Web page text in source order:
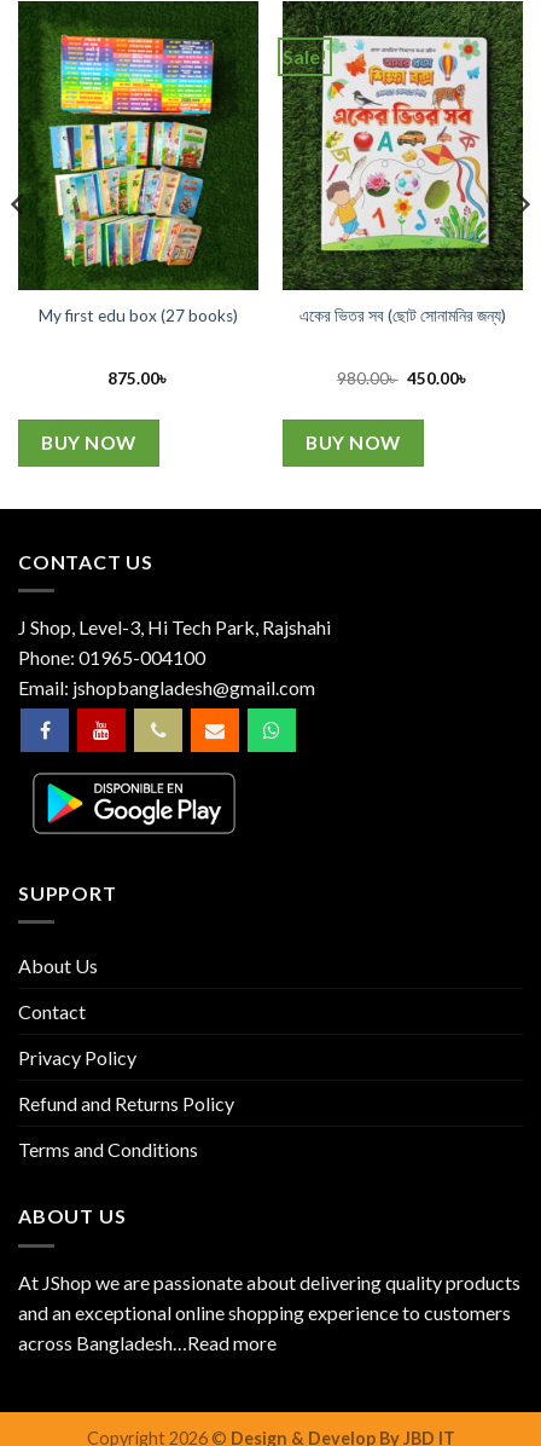
My first edu box (27 books)
875.00৳
BUY NOW
Sale!
একের ভিতর সব (ছোট সোনামনির জন্য)
980.00৳ Original
980.00৳ .
450.00৳
BUY NOW
CONTACT US
J Shop, Level-3, Hi Tech Park, Rajshahi
Phone: 01965-004100
Email: jshopbangladesh@gmail.com
SUPPORT
About Us
Contact
Privacy Policy
Refund and Returns Policy
Terms and Conditions
ABOUT US
At JShop we are passionate about delivering quality products
and an exceptional online shopping experience to customers
across Bangladesh…Read more
Copyright 2026 © Design & Develop By JBD IT